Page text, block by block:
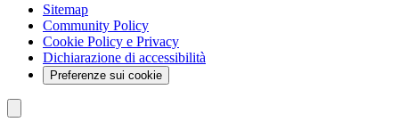
Sitemap
Community Policy
Cookie Policy e Privacy
Dichiarazione di accessibilità
Preferenze sui cookie